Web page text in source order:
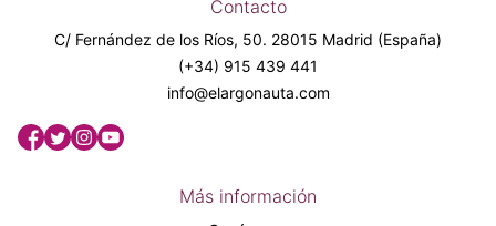
Contacto
C/ Fernández de los Ríos, 50. 28015 Madrid (España)
(+34) 915 439 441
info@elargonauta.com
Más información